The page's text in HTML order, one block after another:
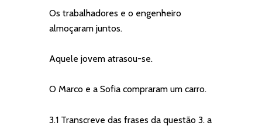
Os trabalhadores e o engenheiro
almoçaram juntos.
Aquele jovem atrasou-se.
O Marco e a Sofia compraram um carro.
3.1 Transcreve das frases da questão 3. a